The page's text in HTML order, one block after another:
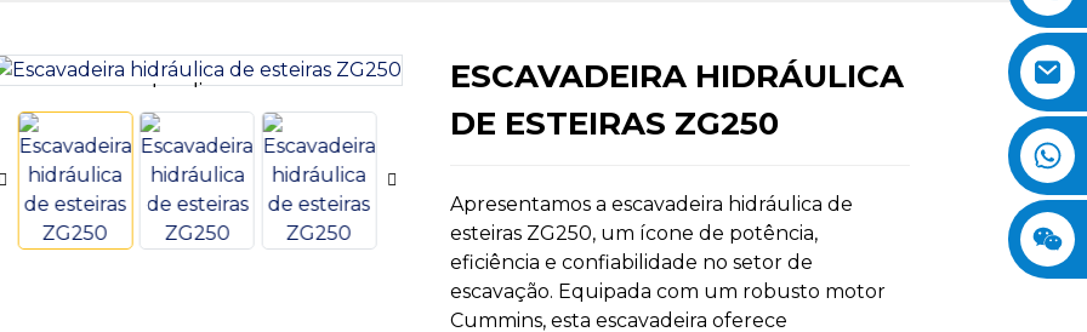
Loading...
Loading... Loading...
Loading...
ESCAVADEIRA HIDRÁULICA
DE ESTEIRAS ZG250
Apresentamos a escavadeira hidráulica de
esteiras ZG250, um ícone de potência,
eficiência e confiabilidade no setor de
escavação. Equipada com um robusto motor
Cummins, esta escavadeira oferece